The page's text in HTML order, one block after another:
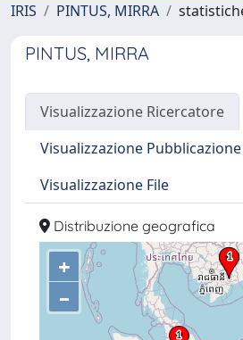
IRIS PINTUS, MIRRA
PINTUS, MIRRA
Visualizzazione Ricercatore
Visualizzazione Pubblicazione
Visualizzazione File
Distribuzione geografica
+
–